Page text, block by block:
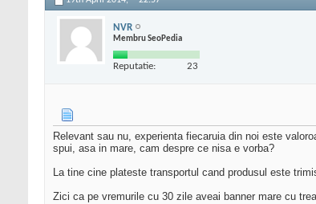
NVR
Membru SeoPedia
Reputatie: 23
Relevant sau nu, experienta fiecaruia din noi este
spui, asa in mare, cam despre ce nisa e vorba?
La tine cine plateste transportul cand produsul este
Zici ca pe vremurile cu 30 zile aveai banner mare cu